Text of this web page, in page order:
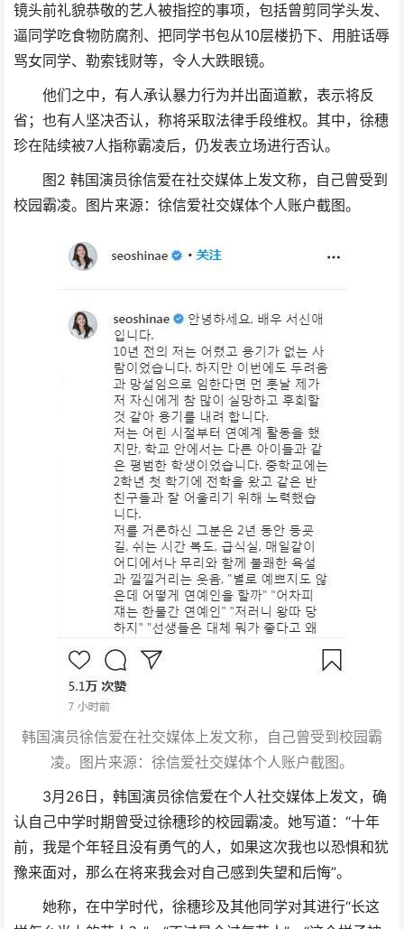
镜头前礼貌恭敬的艺人被指控的事项，包括曾剪同学头发、
逼同学吃食物防腐剂、把同学书包从10层楼扔下、用脏话辱
骂女同学、勒索钱财等，令人大跌眼镜。
他们之中，有人承认暴力行为并出面道歉，表示将反
省；也有人坚决否认，称将采取法律手段维权。其中，徐穗
珍在陆续被7人指称霸凌后，仍发表立场进行否认。
图2 韩国演员徐信爱在社交媒体上发文称，自己曾受到
校园霸凌。图片来源：徐信爱社交媒体个人账户截图。
韩国演员徐信爱在社交媒体上发文称，自己曾受到校园霸
凌。图片来源：徐信爱社交媒体个人账户截图。
3月26日，韩国演员徐信爱在个人社交媒体上发文，确
认自己中学时期曾受过徐穗珍的校园霸凌。她写道：“十年
前，我是个年轻且没有勇气的人，如果这次我也以恐惧和犹
豫来面对，那么在将来我会对自己感到失望和后悔”。
她称，在中学时代，徐穗珍及其他同学对其进行“长这